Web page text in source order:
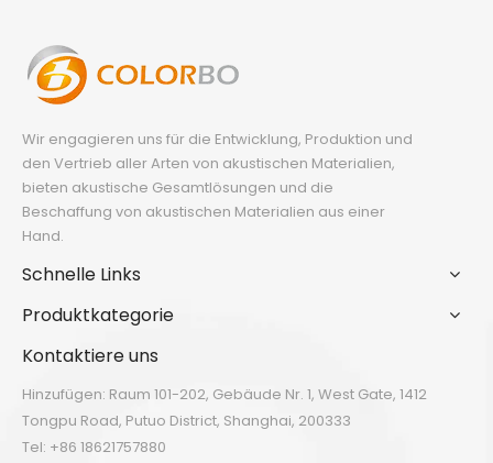
Wir engagieren uns für die Entwicklung, Produktion und
den Vertrieb aller Arten von akustischen Materialien,
bieten akustische Gesamtlösungen und die
Beschaffung von akustischen Materialien aus einer
Hand.
Schnelle Links
Produktkategorie
Kontaktiere uns
Hinzufügen: Raum 101-202, Gebäude Nr. 1, West Gate, 1412
Tongpu Road, Putuo District, Shanghai, 200333
Tel: +86 18621757880